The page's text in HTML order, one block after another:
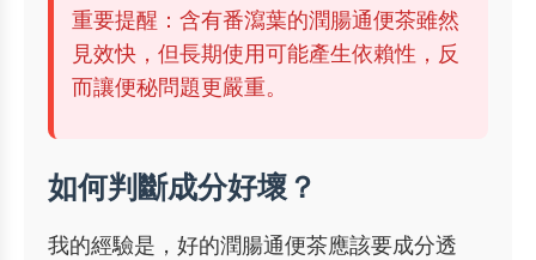
重要提醒：含有番瀉葉的潤腸通便茶雖然
見效快，但長期使用可能產生依賴性，反
而讓便秘問題更嚴重。
如何判斷成分好壞？
我的經驗是，好的潤腸通便茶應該要成分透